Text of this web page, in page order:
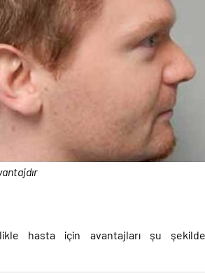
hasta için avantajları şu şekilde